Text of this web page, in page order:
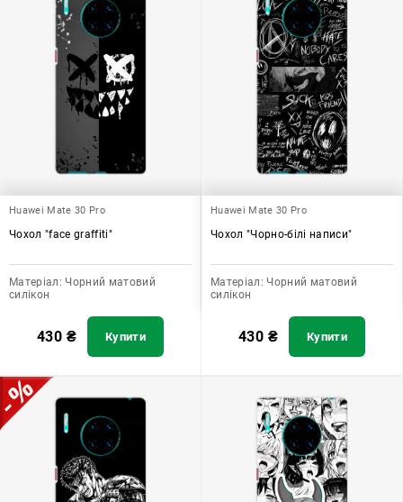
Huawei Mate 30 Pro
Чохол "face graffiti"
Матеріал: Чорний матовий
силікон
430 ₴ Купити
Huawei Mate 30 Pro
Чохол "Чорно-білі написи"
Матеріал: Чорний матовий
силікон
430 ₴ Купити